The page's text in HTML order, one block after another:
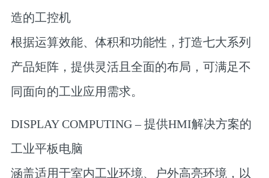
造的工控机
根据运算效能、体积和功能性，打造七大系列
产品矩阵，提供灵活且全面的布局，可满足不
同面向的工业应用需求。
DISPLAY COMPUTING – 提供HMI解决方案的
工业平板电脑
涵盖适用于室内工业环境、户外高亮环境，以